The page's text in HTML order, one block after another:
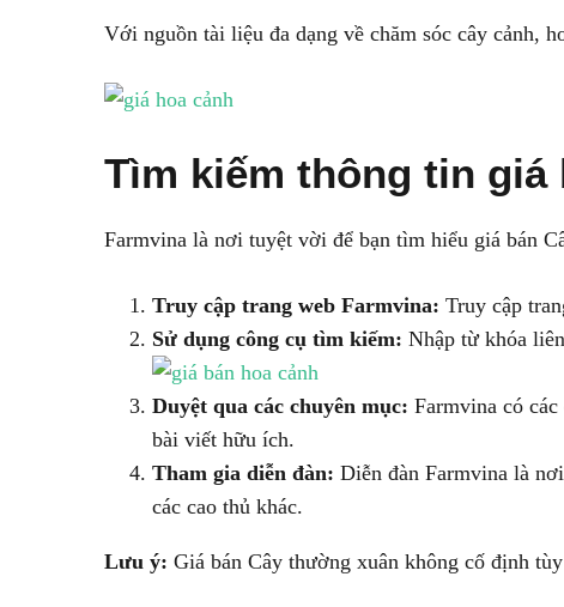
Với nguồn tài liệu đa dạng về chăm sóc cây cảnh,
Tìm kiếm thông tin giá
Farmvina là nơi tuyệt vời để bạn tìm hiểu giá bán
Truy cập trang web Farmvina: Truy cập
Sử dụng công cụ tìm kiếm: Nhập từ khóa
Duyệt qua các chuyên mục: Farmvina có
bài viết hữu ích.
Tham gia diễn đàn: Diễn đàn Farmvina là
các cao thủ khác.
Lưu ý: Giá bán Cây thường xuân không cố định